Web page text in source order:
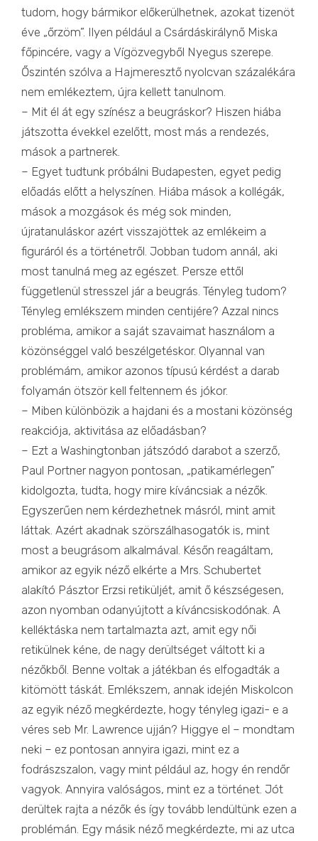
tudom, hogy bármikor előkerülhetnek, azokat tizenöt
éve „őrzöm”. Ilyen például a Csárdáskirálynő Miska
főpincére, vagy a Vígözvegyből Nyegus szerepe.
Őszintén szólva a Hajmeresztő nyolcvan százalékára
nem emlékeztem, újra kellett tanulnom.
– Mit él át egy színész a beugráskor? Hiszen hiába
játszotta évekkel ezelőtt, most más a rendezés,
mások a partnerek.
– Egyet tudtunk próbálni Budapesten, egyet pedig
előadás előtt a helyszínen. Hiába mások a kollégák,
mások a mozgások és még sok minden,
újratanuláskor azért visszajöttek az emlékeim a
figuráról és a történetről. Jobban tudom annál, aki
most tanulná meg az egészet. Persze ettől
függetlenül stresszel jár a beugrás. Tényleg tudom?
Tényleg emlékszem minden centijére? Azzal nincs
probléma, amikor a saját szavaimat használom a
közönséggel való beszélgetéskor. Olyannal van
problémám, amikor azonos típusú kérdést a darab
folyamán ötször kell feltennem és jókor.
– Miben különbözik a hajdani és a mostani közönség
reakciója, aktivitása az előadásban?
– Ezt a Washingtonban játszódó darabot a szerző,
Paul Portner nagyon pontosan, „patikamérlegen”
kidolgozta, tudta, hogy mire kíváncsiak a nézők.
Egyszerűen nem kérdezhetnek másról, mint amit
láttak. Azért akadnak szörszálhasogatók is, mint
most a beugrásom alkalmával. Későn reagáltam,
amikor az egyik néző elkérte a Mrs. Schubertet
alakító Pásztor Erzsi retiküljét, amit ő készségesen,
azon nyomban odanyújtott a kíváncsiskodónak. A
kelléktáska nem tartalmazta azt, amit egy női
retikülnek kéne, de nagy derültséget váltott ki a
nézőkből. Benne voltak a játékban és elfogadták a
kitömött táskát. Emlékszem, annak idején Miskolcon
az egyik néző megkérdezte, hogy tényleg igazi- e a
véres seb Mr. Lawrence ujján? Higgye el – mondtam
neki – ez pontosan annyira igazi, mint ez a
fodrászszalon, vagy mint például az, hogy én rendőr
vagyok. Annyira valóságos, mint ez a történet. Jót
derültek rajta a nézők és így tovább lendültünk ezen a
problémán. Egy másik néző megkérdezte, mi az utca